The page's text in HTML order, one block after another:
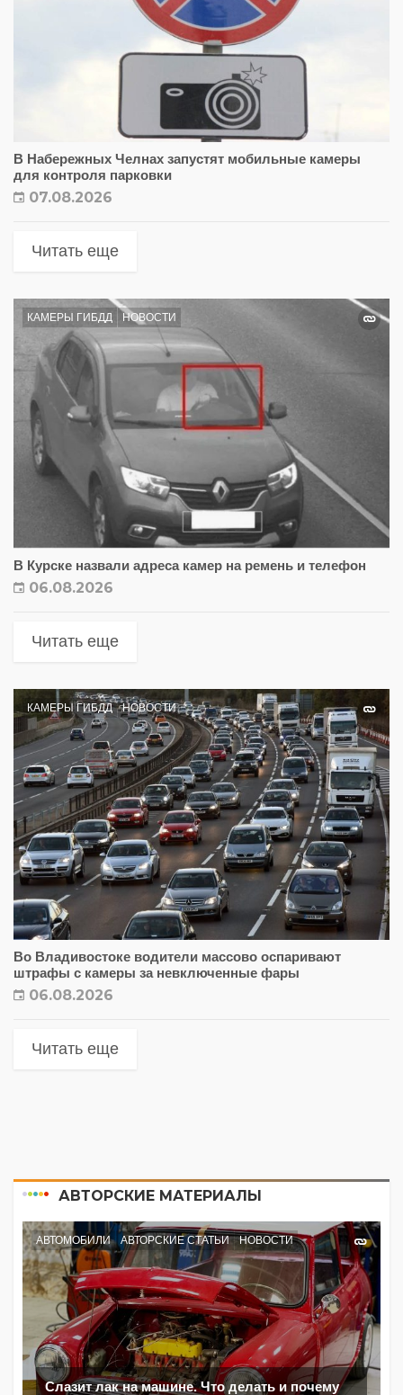
В Набережных Челнах запустят мобильные камеры
для контроля парковки
07.08.2026
Читать еще
КАМЕРЫ ГИБДД НОВОСТИ
В Курске назвали адреса камер на ремень и телефон
06.08.2026
Читать еще
КАМЕРЫ ГИБДД НОВОСТИ
Во Владивостоке водители массово оспаривают
штрафы с камеры за невключенные фары
06.08.2026
Читать еще
АВТОРСКИЕ МАТЕРИАЛЫ
АВТОМОБИЛИ АВТОРСКИЕ СТАТЬИ НОВОСТИ
Слазит лак на машине. Что делать и почему